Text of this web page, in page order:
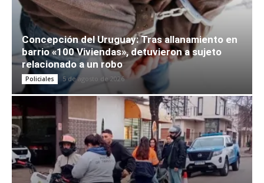
Concepción del Uruguay: Tras allanamiento en
barrio «100 Viviendas», detuvieron a sujeto
relacionado a un robo
Policiales 5 de agosto de 2026